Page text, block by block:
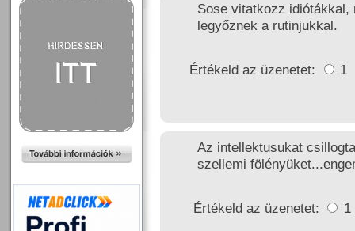
Sose vitatkozz
legyőznek a rutinjukkal.
Értékeld az üzenetet: 1
Az intellektusukat
szellemi
Értékeld az üzenetet: 1